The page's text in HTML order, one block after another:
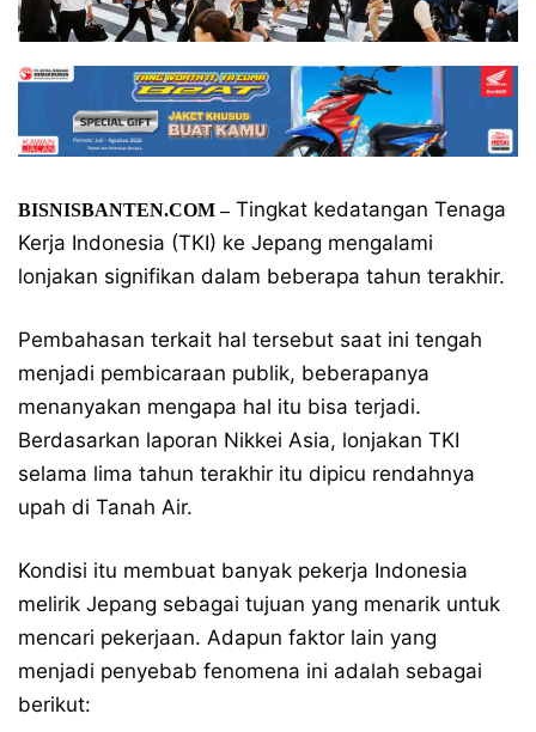
BISNISBANTEN.COM –Tingkat kedatangan Tenaga
Kerja Indonesia (TKI) ke Jepang mengalami
lonjakan signifikan dalam beberapa tahun terakhir.
Pembahasan terkait hal tersebut saat ini tengah
menjadi pembicaraan publik, beberapanya
menanyakan mengapa hal itu bisa terjadi.
Berdasarkan laporan Nikkei Asia, lonjakan TKI
selama lima tahun terakhir itu dipicu rendahnya
upah di Tanah Air.
Kondisi itu membuat banyak pekerja Indonesia
melirik Jepang sebagai tujuan yang menarik untuk
mencari pekerjaan. Adapun faktor lain yang
menjadi penyebab fenomena ini adalah sebagai
berikut: